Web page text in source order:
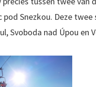
pod Snezkou. Deze
Svoboda nad Úpou en